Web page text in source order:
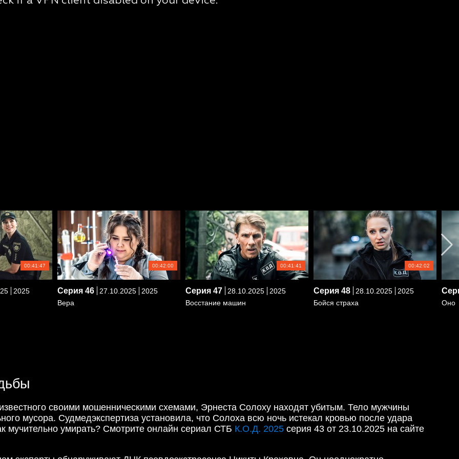
00:41:47
2025
00:42:00
Серия 46 27.10.2025
2025
Вера
00:41:41
Серия 47 28.10.2025
2025
Восстание машин
00:42:02
Серия 48 28.10.2025
2025
Бойся страха
Оно
своими мошенническими схемами, Эрнеста Солоху находят убитым. Тело мужчины
мусора. Судмедэкспертиза установила, что Солоха всю ночь истекал кровью после удара
мучительно умирать? Смотрите онлайн сериал СТБ К.О.Д. 2025 серия 43 от 23.10.2025 на сайте